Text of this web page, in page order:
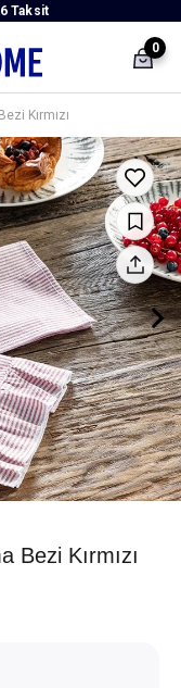
6 Taksit
0
Kırmızı
Bezi Kırmızı